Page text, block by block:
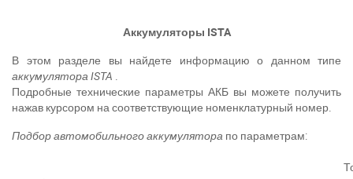
Аккумуляторы ISTA
В этом разделе вы найдете информацию о данном типе
аккумулятора ISTA .
Подробные технические параметры АКБ вы можете получить
нажав курсором на соответствующие номенклатурный номер.
Подборавтомобильного аккумулятора по параметрам: